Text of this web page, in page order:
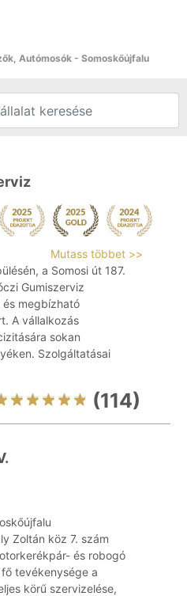
Autómosók - Somoskőújfalu
Mutass többet >>
a Somosi út 187.
Gumiszerviz
és megbízható
A vállalkozás
sokan
Szolgáltatásai
(114)
Zoltán köz 7. szám
és robogó
tevékenysége a
körű szervizelése,